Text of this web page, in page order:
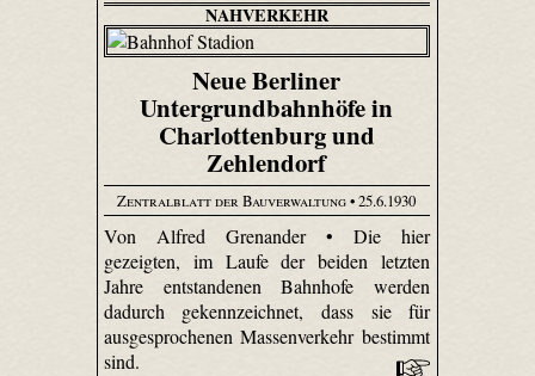
NAHVERKEHR
Neue Berliner
Untergrundbahnhöfe in
Charlottenburg und
Zehlendorf
Zentralblatt der Bauverwaltung• 25.6.1930
Von Alfred Grenander • Die hier
gezeigten, im Laufe der beiden letzten
Jahre entstandenen Bahnhofe werden
dadurch gekennzeichnet, dass sie für
ausgesprochenen Massenverkehr bestimmt
sind.